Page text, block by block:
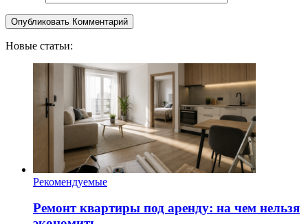
Новые статьи:
Рекомендуемые
Ремонт квартиры под аренду: на чем нельзя